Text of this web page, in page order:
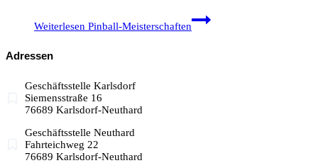
Weiterlesen Pinball-Meisterschaften
Adressen
Geschäftsstelle Karlsdorf
Siemensstraße 16
76689 Karlsdorf-Neuthard
Geschäftsstelle Neuthard
Fahrteichweg 22
76689 Karlsdorf-Neuthard